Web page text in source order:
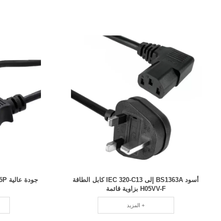
أسود BS1363A إلى IEC 320-C13 كابل الطاقة
H05VV-F بزاوية قائمة
المزيد +